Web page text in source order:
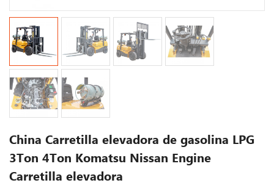
China Carretilla elevadora de gasolina LPG
3Ton 4Ton Komatsu Nissan Engine
Carretilla elevadora